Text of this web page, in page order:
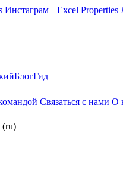
Инстаграм Excel Properties
БлогГид
Связаться с нами О
(ru)